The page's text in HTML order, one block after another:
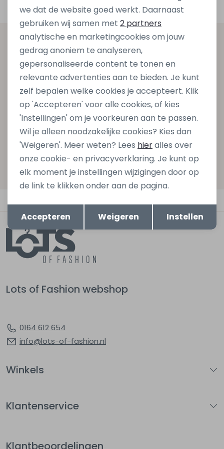
Altijd als eerste op de hoogte zijn?
Schrijf je in voor onze nieuwsbrief en ontvang dan ook
gelijk €5,- korting bij besteding van €75,- op de
nieuwe collectie!
Aanmelden
Hoe we met je data omgaan? Bekijk dit in onze
privacyverklaring.
Lots of Fashion webshop
0164 612 654
info@lots-of-fashion.nl
Winkels
Klantenservice
Klantbeoordelingen
Marketing cookies
Terug Opslaan
we dat de website goed werkt. Daarnaast
gebruiken wij samen met 2 partners
analytische en marketingcookies om jouw
gedrag anoniem te analyseren,
gepersonaliseerde content te tonen en
relevante advertenties aan te bieden. Je kunt
zelf bepalen welke cookies je accepteert. Klik
op 'Accepteren' voor alle cookies, of kies
'Instellingen' om je voorkeuren aan te passen.
Wil je alleen noodzakelijke cookies? Kies dan
'Weigeren'. Meer weten? Lees hieralles over
onze cookie- en privacyverklaring. Je kunt op
elk moment je instellingen wijzigingen door op
de link te klikken onder aan de pagina.
Accepteren Weigeren Instellen